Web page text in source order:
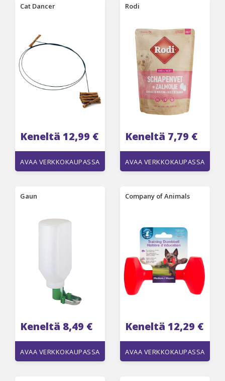
Cat Dancer
Keneltä 12,99 €
AVAA VERKKOKAUPASSA
Rodi
Keneltä 7,79 €
AVAA VERKKOKAUPASSA
Gaun
Keneltä 8,49 €
AVAA VERKKOKAUPASSA
Company of Animals
Keneltä 12,29 €
AVAA VERKKOKAUPASSA